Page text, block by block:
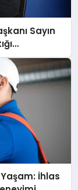
Sayın
İhlas